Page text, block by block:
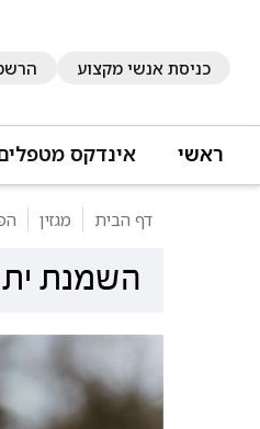
כניסת אנשי מקצוע
ראשי אינדקס
דף הבית מגזין
השמנת